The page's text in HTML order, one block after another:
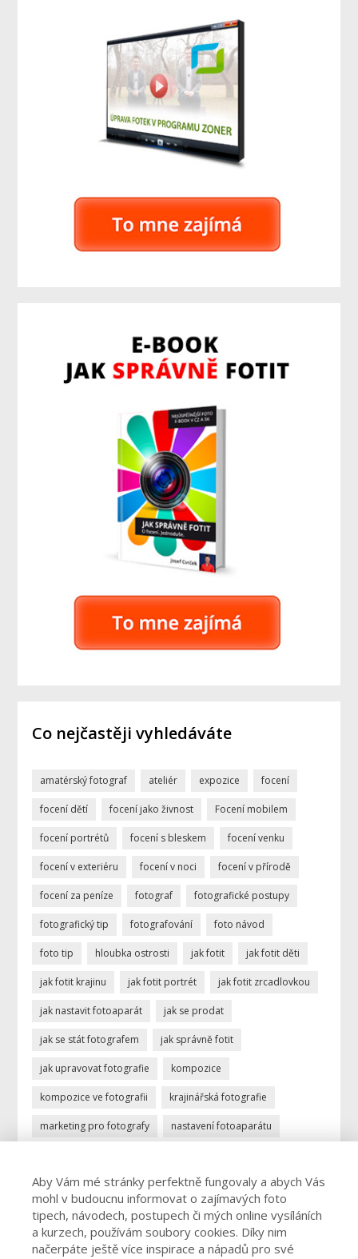
Co nejčastěji vyhledáváte
amatérský fotograf ateliér expozice focení
focení dětí focení jako živnost Focení mobilem
focení portrétů focení s bleskem focení venku
focení v exteriéru focení v noci focení v přírodě
focení za peníze fotograf fotografické postupy
fotografický tip fotografování foto návod
foto tip hloubka ostrosti jak fotit jak fotit děti
jak fotit krajinu jak fotit portrét jak fotit zrcadlovkou
jak nastavit fotoaparát jak se prodat
jak se stát fotografem jak správně fotit
jak upravovat fotografie kompozice
kompozice ve fotografii krajinářská fotografie
marketing pro fotografy nastavení fotoaparátu
profese fotograf profesionální fotograf
vydělávání focením úprava fotek úprava fotografií
živnost fotograf
Aby Vám mé stránky perfektně fungovaly a abych Vás
mohl v budoucnu informovat o zajímavých foto
tipech, návodech, postupech či mých online vysíláních
a kurzech, používám soubory cookies. Díky nim
načerpáte ještě více inspirace a nápadů pro své